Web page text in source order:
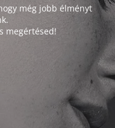
még jobb élményt
megértésed!